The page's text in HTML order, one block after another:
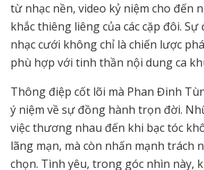
từ nhạc nền, video kỷ niệm cho đến
khắc thiêng liêng của các cặp đôi.
nhạc cưới không chỉ là chiến lược
phù hợp với tinh thần nội dung ca
Thông điệp cốt lõi mà Phan Đinh
ý niệm về sự đồng hành trọn đời.
việc thương nhau đến khi bạc tóc
lãng mạn, mà còn nhấn mạnh trách
chọn. Tình yêu, trong góc nhìn này,